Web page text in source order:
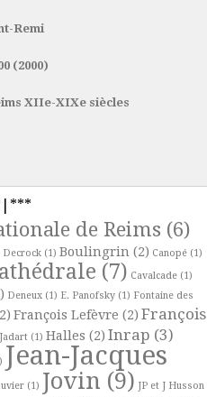
Remi
(2000)
XIIe-XIXe siècles
de Reims (6)
Decrock(1) Boulingrin (2) Canopé(1)
(7) Cavalcade(1)
Deneux (1) E. Panofsky (1) Fontaine des
François Lefèvre (2) François
(1) Halles (2) Inrap (3)
Jean-Jacques
(1) Jovin (9) JP et J Husson